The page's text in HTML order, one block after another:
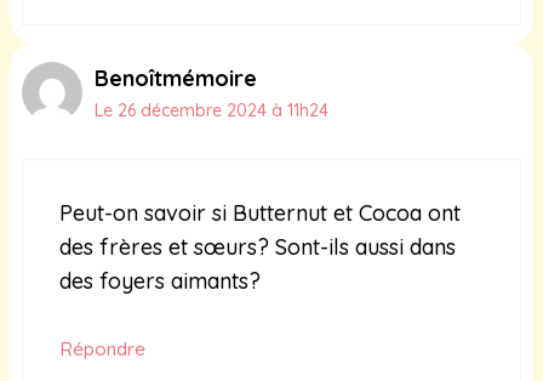
Benoîtmémoire
Le 26 décembre 2024 à 11h24
Peut-on savoir si Butternut et Cocoa ont
des frères et sœurs? Sont-ils aussi dans
des foyers aimants?
Répondre